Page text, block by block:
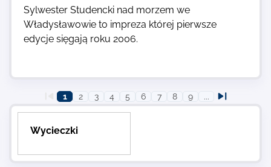
Sylwester Studencki nad morzem we
Władysławowie to impreza której pierwsze
edycje sięgają roku 2006.
1 2 3 4 5 6 7 8 9 ...
Wycieczki